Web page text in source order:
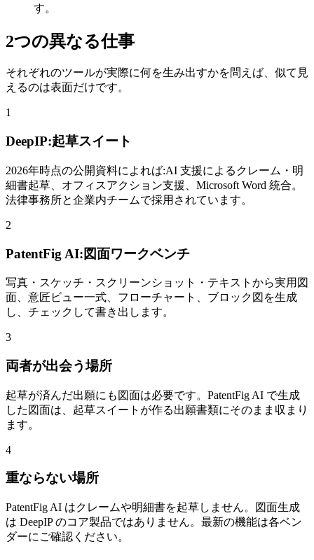
す。
2つの異なる仕事
それぞれのツールが実際に何を生み出すかを問えば、似て見
えるのは表面だけです。
1
DeepIP:起草スイート
2026年時点の公開資料によれば:AI 支援によるクレーム・明
細書起草、オフィスアクション支援、Microsoft Word 統合。
法律事務所と企業内チームで採用されています。
2
PatentFig AI:図面ワークベンチ
写真・スケッチ・スクリーンショット・テキストから実用図
面、意匠ビュー一式、フローチャート、ブロック図を生成
し、チェックして書き出します。
3
両者が出会う場所
起草が済んだ出願にも図面は必要です。PatentFig AI で生成
した図面は、起草スイートが作る出願書類にそのまま収まり
ます。
4
重ならない場所
PatentFig AI はクレームや明細書を起草しません。図面生成
は DeepIP のコア製品ではありません。最新の機能は各ベン
ダーにご確認ください。